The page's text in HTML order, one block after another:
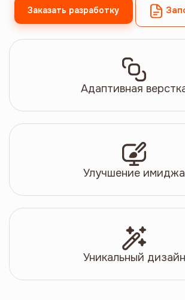
Заказать разработку
Адаптивная
Улучшение имиджа
Уникальный дизайн